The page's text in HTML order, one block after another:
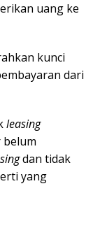
uang ke
kunci
dari
leasing
dan tidak
yang